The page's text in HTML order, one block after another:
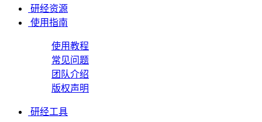
研经资源
使用指南
使用教程
常见问题
团队介绍
版权声明
研经工具